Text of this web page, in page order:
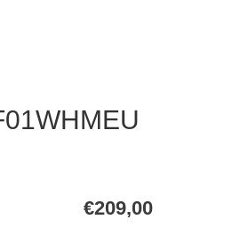
€209,00